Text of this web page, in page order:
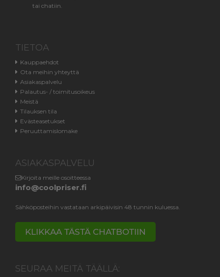
tai chatiin.
TIETOA
Kauppaehdot
Ota meihin yhteyttä
Asiakaspalvelu
Palautus- / toimitusoikeus
Meistä
Tilauksen tila
Evästeasetukset
Peruuttamislomake
ASIAKASPALVELU
Kirjoita meille osoitteessa
info@coolpriser.fi
Sähköposteihin vastataan arkipäivisin 48 tunnin kuluessa.
KLIKKAA TÄSTÄ CHATBOTIIN
SEURAA MEITÄ TÄÄLLÄ: